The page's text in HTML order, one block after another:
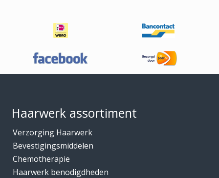
Haarwerk assortiment
Verzorging Haarwerk
Bevestigingsmiddelen
Chemotherapie
Haarwerk benodigdheden